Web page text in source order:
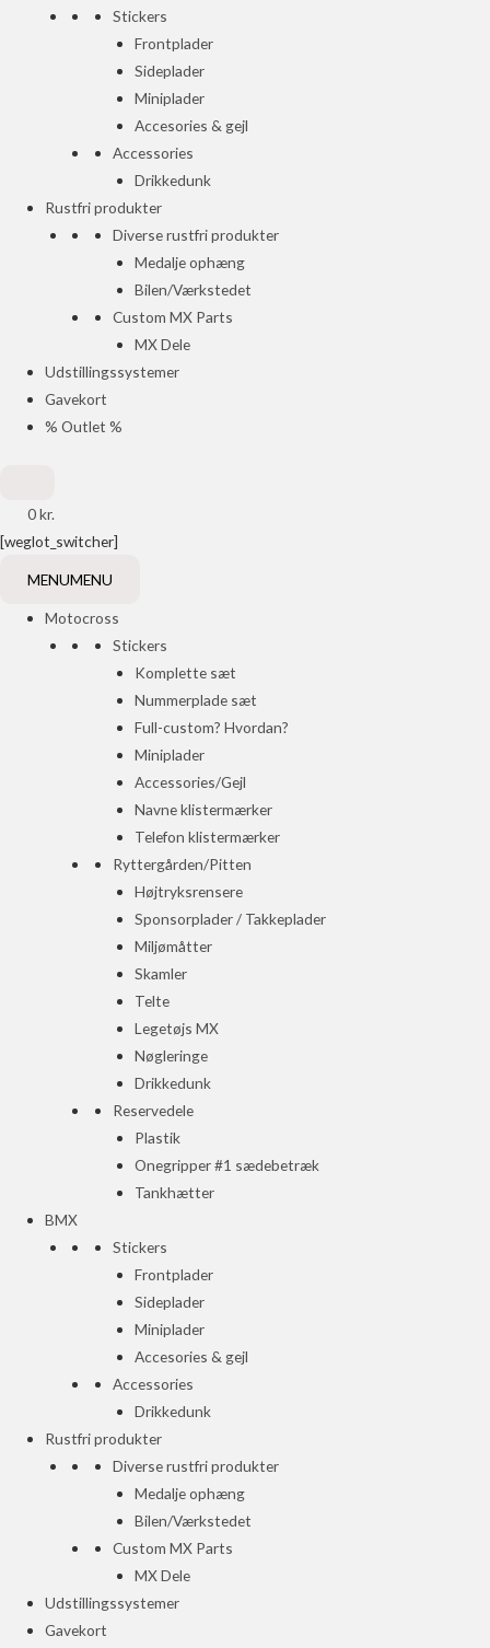
Stickers
Frontplader
Sideplader
Miniplader
Accesories & gejl
Accessories
Drikkedunk
Rustfri produkter
Diverse rustfri produkter
Medalje ophæng
Bilen/Værkstedet
Custom MX Parts
MX Dele
Udstillingssystemer
Gavekort
% Outlet %
0kr.
[weglot_switcher]
MENUMENU
Motocross
Stickers
Komplette sæt
Nummerplade sæt
Full-custom? Hvordan?
Miniplader
Accessories/Gejl
Navne klistermærker
Telefon klistermærker
Ryttergården/Pitten
Højtryksrensere
Sponsorplader / Takkeplader
Miljømåtter
Skamler
Telte
Legetøjs MX
Nøgleringe
Drikkedunk
Reservedele
Plastik
Onegripper #1 sædebetræk
Tankhætter
BMX
Stickers
Frontplader
Sideplader
Miniplader
Accesories & gejl
Accessories
Drikkedunk
Rustfri produkter
Diverse rustfri produkter
Medalje ophæng
Bilen/Værkstedet
Custom MX Parts
MX Dele
Udstillingssystemer
Gavekort